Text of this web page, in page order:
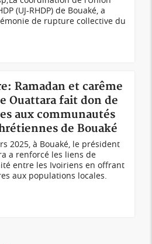
(UJ-RHDP) de Bouaké, a
de rupture collective du
Ramadan et carême
Ouattara fait don de
aux communautés
de Bouaké
2025, à Bouaké, le président
a renforcé les liens de
entre les Ivoiriens en offrant
aux populations locales.